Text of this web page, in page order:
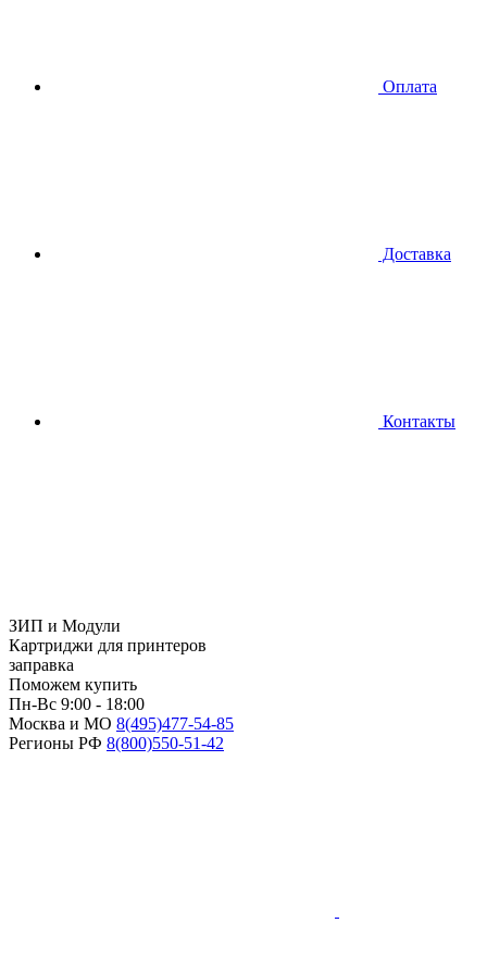
Оплата
Доставка
Контакты
ЗИП и Модули
Картриджи для принтеров
заправка
Поможем купить
Пн-Вс 9:00 - 18:00
Москва и МО 8(495)477-54-85
Регионы РФ 8(800)550-51-42